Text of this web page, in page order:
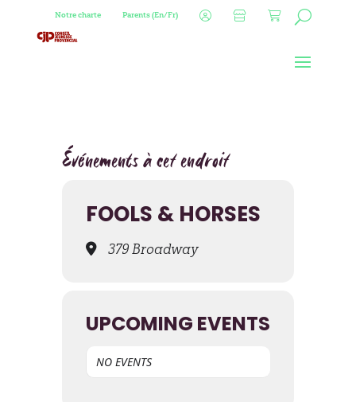
Notre charte Parents (En/Fr)
Événements à cet endroit
FOOLS & HORSES
379 Broadway
UPCOMING EVENTS
NO EVENTS